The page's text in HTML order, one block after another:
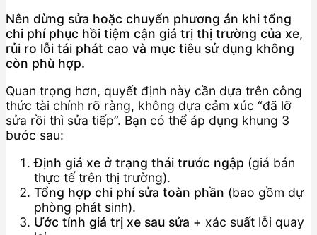
Nên dừng sửa hoặc chuyển phương án khi tổng
chi phí phục hồi tiệm cận giá trị thị trường của xe,
rủi ro lỗi tái phát cao và mục tiêu sử dụng không
còn phù hợp.
Quan trọng hơn, quyết định này cần dựa trên công
thức tài chính rõ ràng, không dựa cảm xúc “đã lỡ
sửa rồi thì sửa tiếp”. Bạn có thể áp dụng khung 3
bước sau:
Định giá xe ở trạng thái trước ngập (giá bán
thực tế trên thị trường).
Tổng hợp chi phí sửa toàn phần (bao gồm dự
phòng phát sinh).
Ước tính giá trị xe sau sửa + xác suất lỗi quay